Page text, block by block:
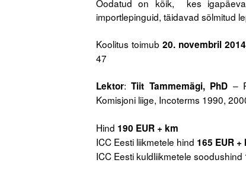
Oodatud on kõik, kes
importlepinguid, täidavad sõlmitud
Koolitus toimub 20. novembril 2014
47
Lektor:Tiit Tammemägi, PhD –
Komisjoni liige, Incoterms 1990,
Hind 190 EUR + km
ICC Eesti liikmetele hind 165 EUR +
ICC Eesti kuldliikmetele soodushind